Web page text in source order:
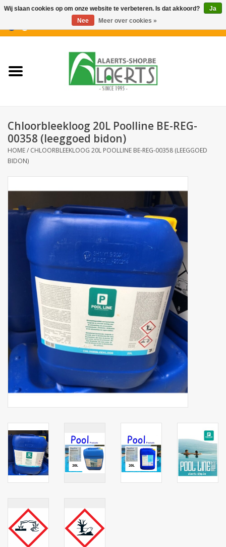
Nieuwigheden
Koffiekoekjes
Confiserie
Dranken
Aperitiefkoekjes
Snoeppot-Snoep
Kassarollen
Cleaning-producten
Relatiegeschenken
Koffiemachines
Kantoorbenodigdheden
Batterijen
Sinterklaassnoep
Chloorbleekloog 20L Poolline BE-REG-
00358 (leeggoed bidon)
HOME/ CHLOORBLEEKLOOG 20L POOLLINE BE-REG-00358 (LEEGGOED
BIDON)
Wij slaan cookies op om onze website te verbeteren. Is dat akkoord?
Ja
Nee
Meer over cookies »